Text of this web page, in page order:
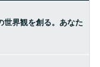
世界観を創る。あなた